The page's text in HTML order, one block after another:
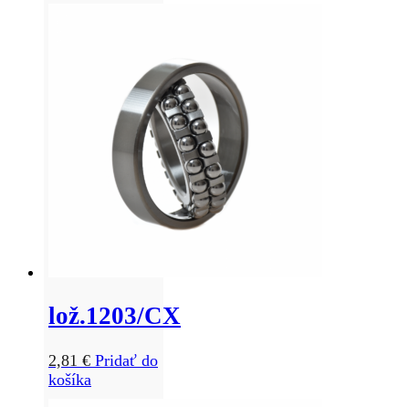
lož.1203/CX
2,81 € Pridať do
košíka